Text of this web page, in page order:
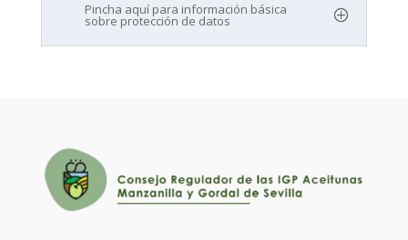
Pincha aquí para información básica
sobre protección de datos